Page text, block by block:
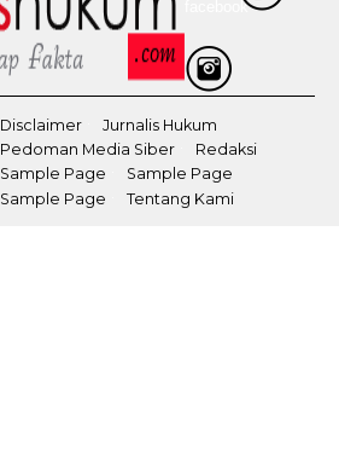
Disclaimer
Jurnalis Hukum
Pedoman Media Siber
Redaksi
Sample Page
Sample Page
Sample Page
Tentang Kami